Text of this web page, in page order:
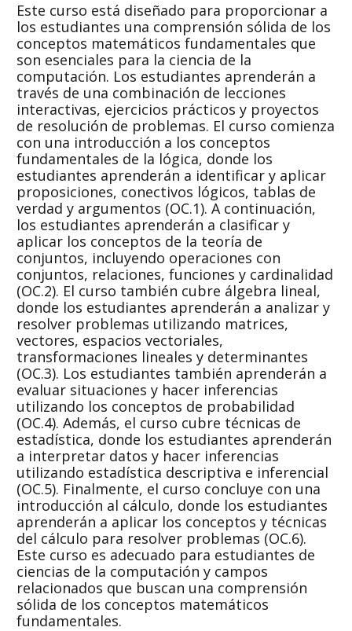
Este curso está diseñado para proporcionar a
los estudiantes una comprensión sólida de los
conceptos matemáticos fundamentales que
son esenciales para la ciencia de la
computación. Los estudiantes aprenderán a
través de una combinación de lecciones
interactivas, ejercicios prácticos y proyectos
de resolución de problemas. El curso comienza
con una introducción a los conceptos
fundamentales de la lógica, donde los
estudiantes aprenderán a identificar y aplicar
proposiciones, conectivos lógicos, tablas de
verdad y argumentos (OC.1). A continuación,
los estudiantes aprenderán a clasificar y
aplicar los conceptos de la teoría de
conjuntos, incluyendo operaciones con
conjuntos, relaciones, funciones y cardinalidad
(OC.2). El curso también cubre álgebra lineal,
donde los estudiantes aprenderán a analizar y
resolver problemas utilizando matrices,
vectores, espacios vectoriales,
transformaciones lineales y determinantes
(OC.3). Los estudiantes también aprenderán a
evaluar situaciones y hacer inferencias
utilizando los conceptos de probabilidad
(OC.4). Además, el curso cubre técnicas de
estadística, donde los estudiantes aprenderán
a interpretar datos y hacer inferencias
utilizando estadística descriptiva e inferencial
(OC.5). Finalmente, el curso concluye con una
introducción al cálculo, donde los estudiantes
aprenderán a aplicar los conceptos y técnicas
del cálculo para resolver problemas (OC.6).
Este curso es adecuado para estudiantes de
ciencias de la computación y campos
relacionados que buscan una comprensión
sólida de los conceptos matemáticos
fundamentales.